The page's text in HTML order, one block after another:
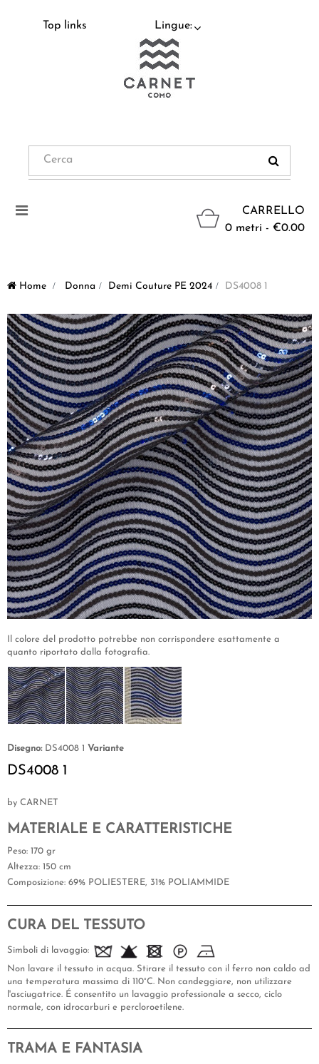
Top links Lingue:
CARRELLO
0 metri - €0.00
Navigazione
Home > Donna > Demi Couture PE 2024 > DS4008 1
Il colore del prodotto potrebbe non corrispondere esattamente a
quanto riportato dalla fotografia.
Disegno: DS4008 1 Variante
DS4008 1
by CARNET
MATERIALE E CARATTERISTICHE
Peso: 170 gr
Altezza: 150 cm
Composizione: 69% POLIESTERE, 31% POLIAMMIDE
CURA DEL TESSUTO
Simboli di lavaggio:
Non lavare il tessuto in acqua. Stirare il tessuto con il ferro non caldo ad
una temperatura massima di 110°C. Non candeggiare, non utilizzare
l'asciugatrice. É consentito un lavaggio professionale a secco, ciclo
normale, con idrocarburi e percloroetilene.
TRAMA E FANTASIA